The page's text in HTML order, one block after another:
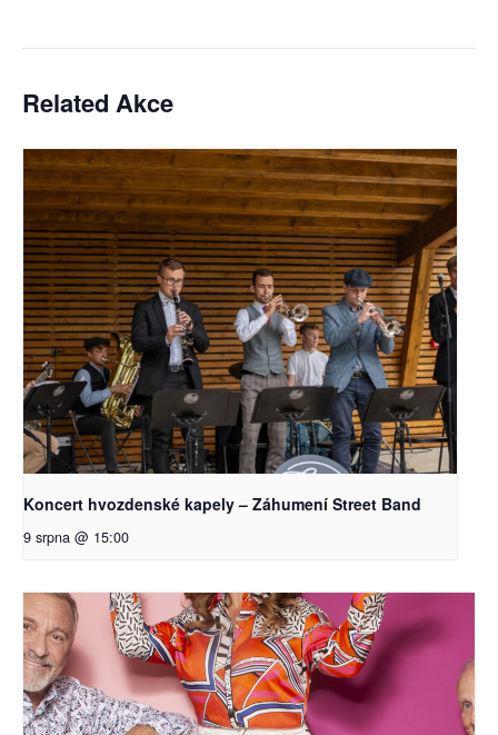
Related Akce
Koncert hvozdenské kapely – Záhumení Street Band
9 srpna @ 15:00